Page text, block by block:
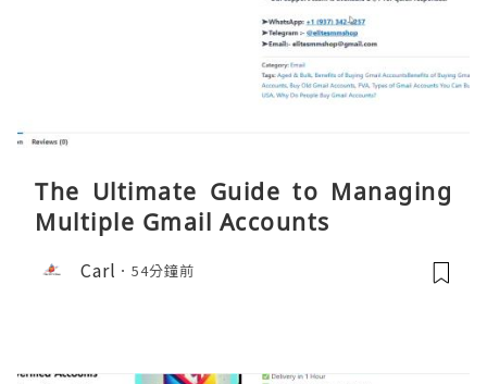
The Ultimate Guide to Managing
Multiple Gmail Accounts
Carl 54分鐘前